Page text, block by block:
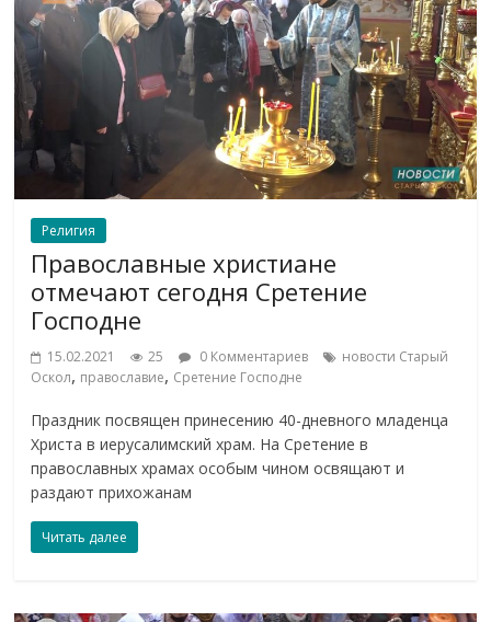
Религия
Православные христиане
отмечают сегодня Сретение
Господне
15.02.2021 25 0 Комментариев
новости Старый
Оскол, православие, Сретение Господне
Праздник посвящен принесению 40-дневного младенца
Христа в иерусалимский храм. На Сретение в
православных храмах особым чином освящают и
раздают прихожанам
Читать далее